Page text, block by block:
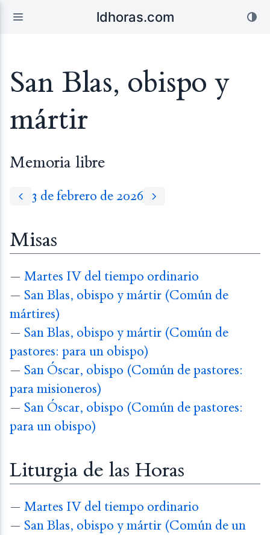
ldhoras.com
San Blas, obispo y
mártir
Memoria libre
3 de febrero de 2026
Misas
— Martes IV del tiempo ordinario
— San Blas, obispo y mártir (Común de
mártires)
— San Blas, obispo y mártir (Común de
pastores: para un obispo)
— San Óscar, obispo (Común de pastores:
para misioneros)
— San Óscar, obispo (Común de pastores:
para un obispo)
Liturgia de las Horas
— Martes IV del tiempo ordinario
— San Blas, obispo y mártir (Común de un